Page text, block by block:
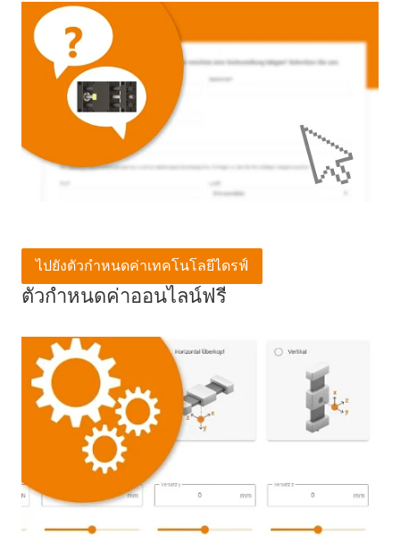
ตัวกำหนดค่าออนไลน์ฟรี
ไปยังตัวกำหนดค่าเทคโนโลยีไดรฟ์